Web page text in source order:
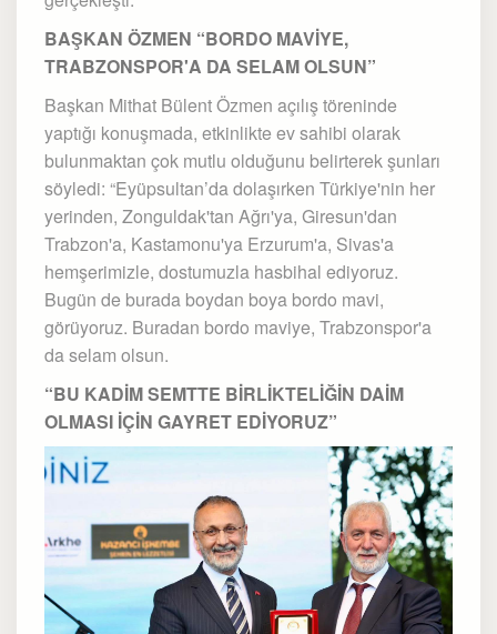
BAŞKAN ÖZMEN “BORDO MAVİYE,
TRABZONSPOR'A DA SELAM OLSUN”
Başkan Mithat Bülent Özmen açılış töreninde
yaptığı konuşmada, etkinlikte ev sahibi olarak
bulunmaktan çok mutlu olduğunu belirterek şunları
söyledi: “Eyüpsultan’da dolaşırken Türkiye'nin her
yerinden, Zonguldak'tan Ağrı'ya, Giresun'dan
Trabzon'a, Kastamonu'ya Erzurum'a, Sivas'a
hemşerimizle, dostumuzla hasbihal ediyoruz.
Bugün de burada boydan boya bordo mavi,
görüyoruz. Buradan bordo maviye, Trabzonspor'a
da selam olsun.
“BU KADİM SEMTTE BİRLİKTELİĞİN DAİM
OLMASI İÇİN GAYRET EDİYORUZ”